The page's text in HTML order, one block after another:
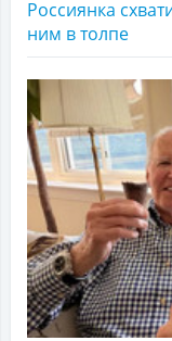
Россиянка
ним в толпе